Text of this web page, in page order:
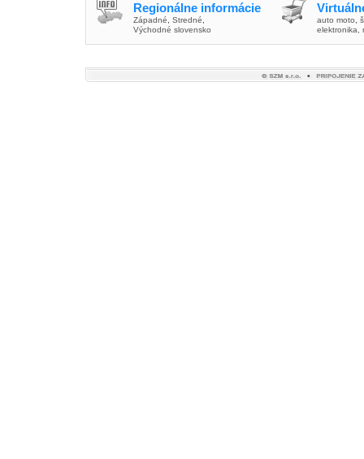
Regionálne informácie
Západné Stredné
Východné slovensko
auto moto
elektronika,